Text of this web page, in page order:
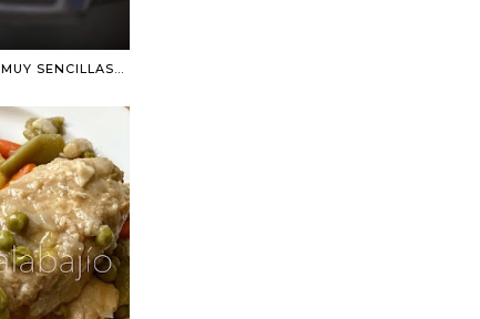
6 RECETAS TRADICIONALES MUY SENCILLAS QUE CUALQUIERA PUEDE PREPARAR